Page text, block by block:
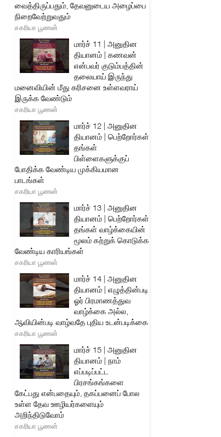
வைத்திருப்பதும், தேவனுடைய அழைப்பை
நிறைவேற்றுவதும்
சகரியா பூணன்
மார்ச் 11 | அனுதின
தியானம் | கணவன்
என்பவர் குடும்பத்தின்
தலையாய் இருந்து
மனைவியின் மீது கரிசனை உள்ளவராய்
இருக்க வேண்டும்
சகரியா பூணன்
மார்ச் 12 | அனுதின
தியானம் | பெற்றோர்கள்
தங்கள்
பிள்ளைகளுக்குப்
போதிக்க வேண்டிய முக்கியமான
பாடங்கள்
சகரியா பூணன்
மார்ச் 13 | அனுதின
தியானம் | பெற்றோர்கள்
தங்கள் வாழ்க்கையின்
மூலம் கற்றுக் கொடுக்க
வேண்டிய காரியங்கள்
சகரியா பூணன்
மார்ச் 14 | அனுதின
தியானம் | எழுத்தின்படி
ஓர் பிரமாணத்துவ
வாழ்க்கை அல்ல,
ஆவியின்படி வாழ்வதே புதிய உடன்படிக்கை
சகரியா பூணன்
மார்ச் 15 | அனுதின
தியானம் | நாம்
எப்படிப்பட்ட
பிரசங்கங்களை
கேட்பது என்பதையும், தகப்பனைப் போல
உள்ள தேவ ஊழியர்களையும்
அறிந்திடுவோம்
சகரியா பூணன்